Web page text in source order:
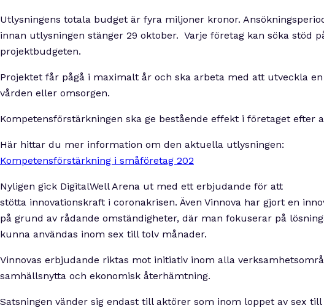
Utlysningens totala budget är fyra miljoner kronor.
innan utlysningen stänger 29 oktober. Varje företag kan söka
projektbudgeten.
Projektet får pågå i maximalt år och ska arbeta med att utveckla
vården eller omsorgen.
Kompetensförstärkningen ska ge bestående effekt i företaget
Här hittar du mer information om den aktuella utlysningen:
Kompetensförstärkning i småföretag 202
Nyligen gick DigitalWell Arena ut med ett erbjudande för att
stötta innovationskraft i coronakrisen. Även Vinnova har gjort en
på grund av rådande omständigheter, där man fokuserar på
kunna användas inom sex till tolv månader.
Vinnovas erbjudande riktas mot initiativ inom alla
samhällsnytta och ekonomisk återhämtning.
Satsningen vänder sig endast till aktörer som inom loppet av sex